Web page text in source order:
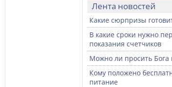
Лента новостей
Какие сюрпризы
В какие сроки нужно
показания счетчиков
Можно ли просить Бога
Кому положено
питание